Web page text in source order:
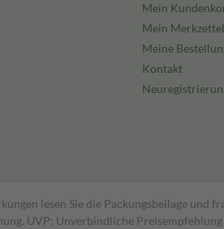
Mein
Mein Merkzettel
Meine
Kontakt
lesen Sie die Packungsbeilage
UVP: Unverbindliche Preisempfehlung